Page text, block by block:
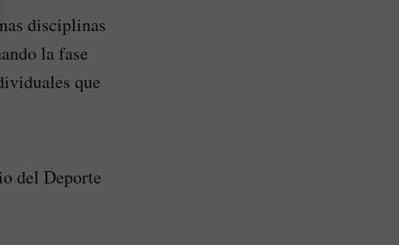
disciplinas
la fase
que
del Deporte